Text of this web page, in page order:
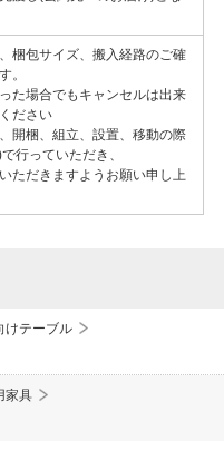
梱包サイズ、搬入経路のご確
。
た場合でもキャンセルは出来
ださい
開梱、組立、設置、移動の際
行っていただき、
ただきますようお願い申し上
けテーブル
家具